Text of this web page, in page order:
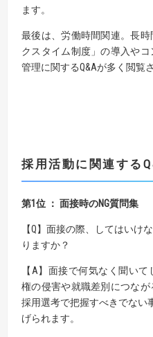
ます。
最後は、労働時間関連。長
クスタイム制度」の導入や
管理に関するQ&Aが多く閲覧
採用活動に関連する
第1位 ： 面接時のNG質問集
【Q】面接の際、してはいけ
りますか？
【A】面接で何気なく聞い
権の侵害や就職差別につなが
採用選考で把握すべきでない
げられます。